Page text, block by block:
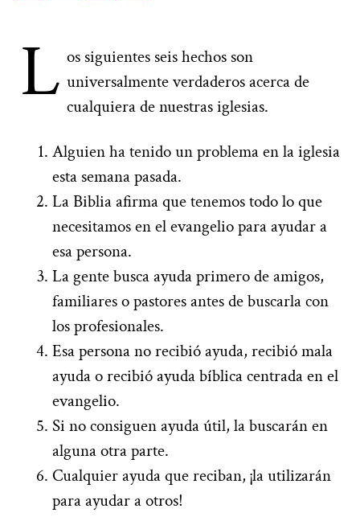
L os siguientes seis hechos son
universalmente verdaderos acerca de
cualquiera de nuestras iglesias.
Alguien ha tenido un problema en la iglesia
esta semana pasada.
La Biblia afirma que tenemos todo lo que
necesitamos en el evangelio para ayudar a
esa persona.
La gente busca ayuda primero de amigos,
familiares o pastores antes de buscarla con
los profesionales.
Esa persona no recibió ayuda, recibió mala
ayuda o recibió ayuda bíblica centrada en el
evangelio.
Si no consiguen ayuda útil, la buscarán en
alguna otra parte.
Cualquier ayuda que reciban, ¡la utilizarán
para ayudar a otros!